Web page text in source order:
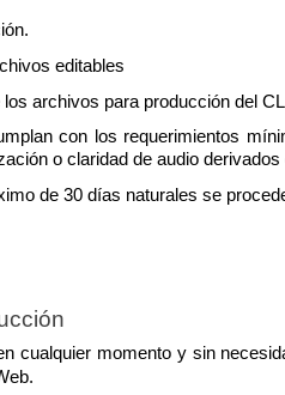
editables
archivos para producción del
con los requerimientos
o claridad de audio
de 30 días naturales se
cualquier momento y sin